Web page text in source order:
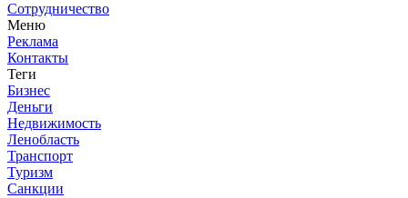
Сотрудничество
Меню
Реклама
Контакты
Теги
Бизнес
Деньги
Недвижимость
Ленобласть
Транспорт
Туризм
Санкции